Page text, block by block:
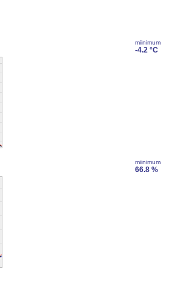
miinimum
-4.2 °C
miinimum
66.8 %